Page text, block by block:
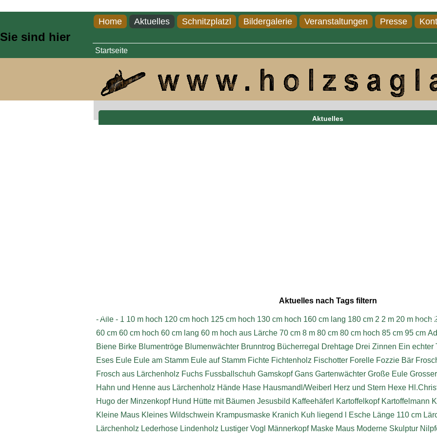
Home Aktuelles Schnitzplatzl Bildergalerie Veranstaltungen Presse
Sie sind hier
Startseite
Aktuelles
Aktuelles nach Tags filtern
- Alle - 1 10 m hoch 120 cm hoch 125 cm hoch 130 cm hoch 160 cm lang 180 cm 2 2 m 20 m hoch
60 cm 60 cm hoch 60 cm lang 60 m hoch aus Lärche 70 cm 8 m 80 cm 80 cm hoch 85 cm 95 cm
Biene Birke Blumentröge Blumenwächter Brunntrog Bücherregal Drehtage Drei Zinnen Ein echter
Eses Eule Eule am Stamm Eule auf Stamm Fichte Fichtenholz Fischotter Forelle Fozzie Bär
Frosch aus Lärchenholz Fuchs Fussballschuh Gamskopf Gans Gartenwächter Große Eule
Hahn und Henne aus Lärchenholz Hände Hase Hausmandl/Weiberl Herz und Stern Hexe
Hugo der Minzenkopf Hund Hütte mit Bäumen Jesusbild Kaffeehäferl Kartoffelkopf Kartoffelmann
Kleine Maus Kleines Wildschwein Krampusmaske Kranich Kuh liegend l Esche Länge 110 cm
Lärchenholz Lederhose Lindenholz Lustiger Vogl Männerkopf Maske Maus Moderne Skulptur
Impressum
©